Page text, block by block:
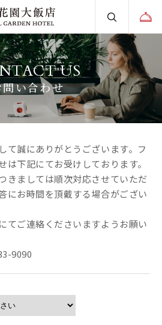
US
問い合わせ
て誠にありがとうございます。フ
は下記にてお受けしております。
きましては順次対応させていただ
にお時間を頂戴する場合がござい
てご連絡くださいますようお願い
9090